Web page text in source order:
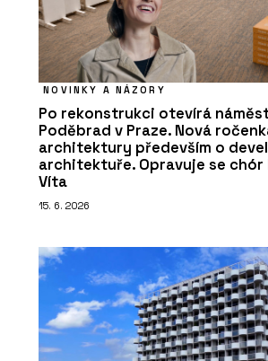
NOVINKY A NÁZORY
Po rekonstrukci otevírá
Poděbrad v Praze. Nová
architektury především o
architektuře. Opravuje se chór
Víta
15. 6. 2026